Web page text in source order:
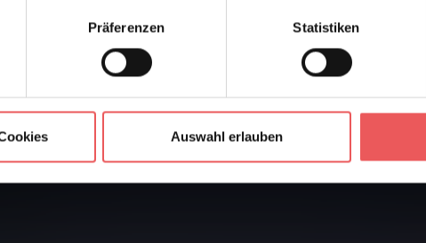
Präferenzen Statistiken
Auswahl erlauben